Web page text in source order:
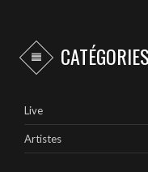
CATÉGORIES
Live
Artistes